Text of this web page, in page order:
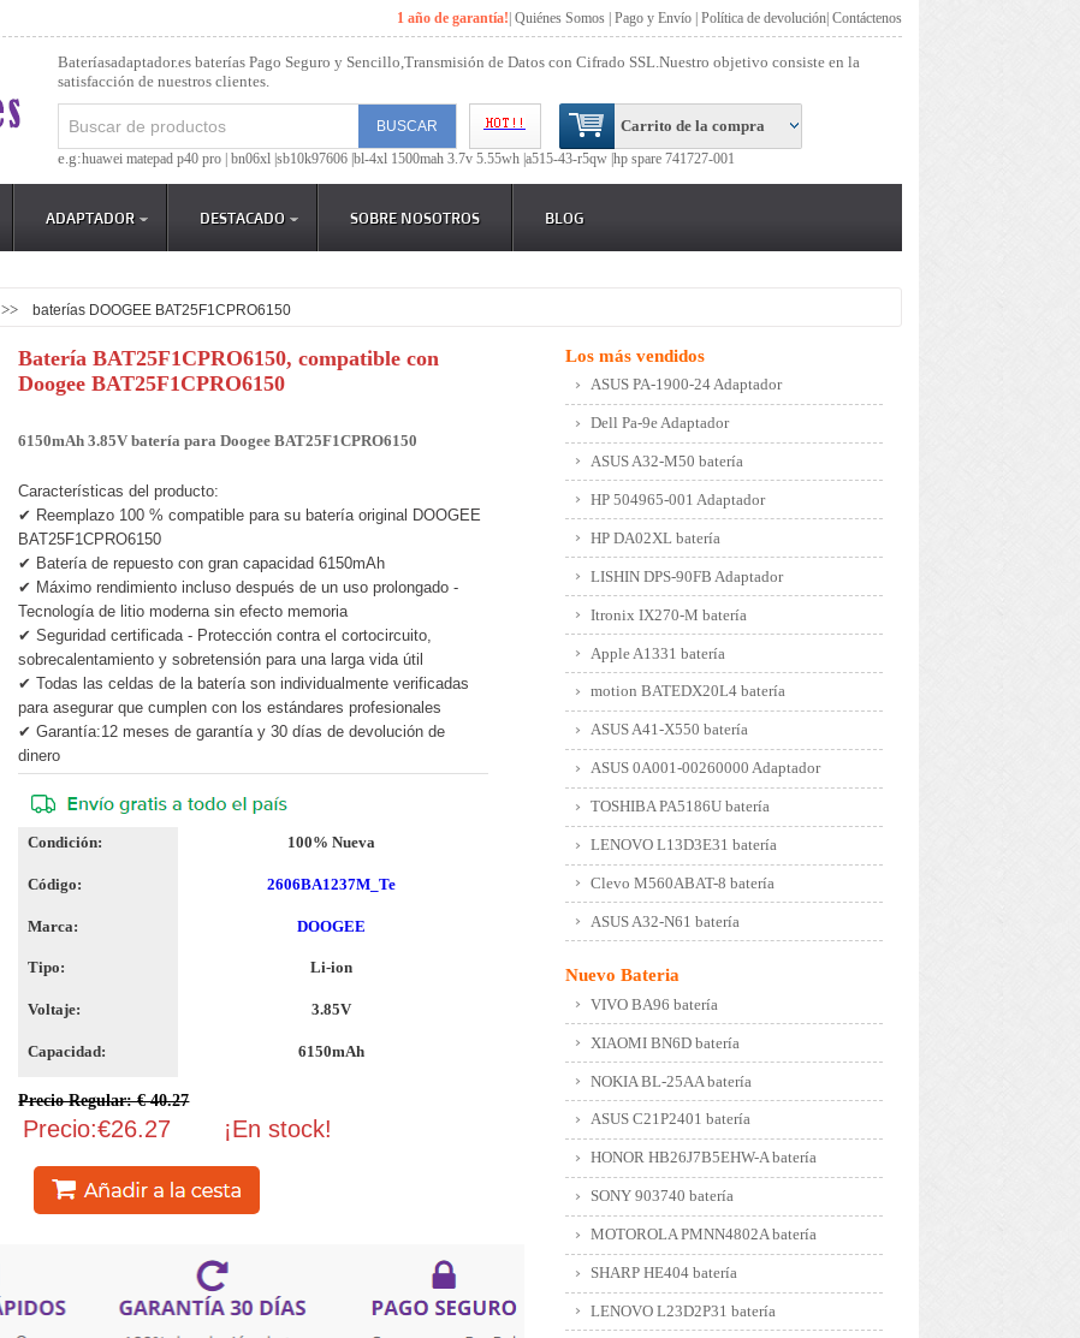
1 año de garantía! |Quiénes Somos |Pago y Envío |Política de devolución |Contáctenos
Bateríasadaptador.es baterías Pago Seguro y Sencillo,Transmisión de Datos con Cifrado SSL.Nuestro objetivo consiste en la
satisfacción de nuestros clientes.
Carrito de la compra
e.g:huawei matepad p40 pro | bn06xl | sb10k97606 | bl-4xl 1500mah 3.7v 5.55wh | a515-43-r5qw | hp spare 741727-001
ADAPTADOR DESTACADO SOBRE NOSOTROS BLOG
>> baterías DOOGEE BAT25F1CPRO6150
Batería BAT25F1CPRO6150, compatible con
Doogee BAT25F1CPRO6150
6150mAh 3.85V batería para Doogee BAT25F1CPRO6150
Características del producto:
✔ Reemplazo 100 % compatible para su batería original DOOGEE
BAT25F1CPRO6150
✔ Batería de repuesto con gran capacidad 6150mAh
✔ Máximo rendimiento incluso después de un uso prolongado -
Tecnología de litio moderna sin efecto memoria
✔ Seguridad certificada - Protección contra el cortocircuito,
sobrecalentamiento y sobretensión para una larga vida útil
✔ Todas las celdas de la batería son individualmente verificadas
para asegurar que cumplen con los estándares profesionales
✔ Garantía:12 meses de garantía y 30 días de devolución de
dinero
Condición: 100% Nueva
Código: 2606BA1237M_Te
Marca: DOOGEE
Tipo: Li-ion
Voltaje: 3.85V
Capacidad: 6150mAh
Precio Regular: € 40.27
Precio:€26.27 ¡En stock!
Los más vendidos
ASUS PA-1900-24 Adaptador
Dell Pa-9e Adaptador
ASUS A32-M50 batería
HP 504965-001 Adaptador
HP DA02XL batería
LISHIN DPS-90FB Adaptador
Itronix IX270-M batería
Apple A1331 batería
motion BATEDX20L4 batería
ASUS A41-X550 batería
ASUS 0A001-00260000 Adaptador
TOSHIBA PA5186U batería
LENOVO L13D3E31 batería
Clevo M560ABAT-8 batería
ASUS A32-N61 batería
Nuevo Bateria
VIVO BA96 batería
XIAOMI BN6D batería
NOKIA BL-25AA batería
ASUS C21P2401 batería
HONOR HB26J7B5EHW-A batería
SONY 903740 batería
MOTOROLA PMNN4802A batería
SHARP HE404 batería
LENOVO L23D2P31 batería